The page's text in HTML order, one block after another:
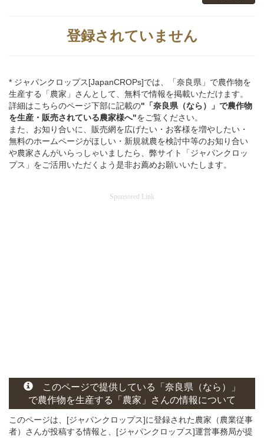
登録されていません
* ジャパンクロップス[JapanCROPs]では、「奈良県」で農作物を
生産する「農家」さんとして、無料で情報を掲載いただけます。
詳細はこちらのページ下部に記載の"「奈良県（なら）」 で農作物
を生産・販売されている農家様へ"をご覧ください。
また、お知り合いに、販売網を広げたい・お客様を増やしたい・
無料のホームページがほしい・新規就農を検討中等のお知り合い
や農家さんがいらっしゃいましたら、弊サイト「ジャパンクロッ
プス」をご活用いただくよう是非お薦めお願いいたします。
Sponsored Link
このページで提供している
「奈良県（なら）」
で農作物を生産する
「農家」さんの情報について
このページは、[ジャパンクロップス]に登録された農家（農業従事
者）さんが投稿する情報と、[ジャパンクロップス]運営事務局が提